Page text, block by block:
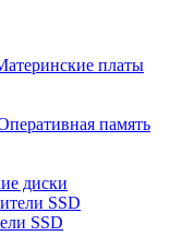
платы
память
диски
SSD